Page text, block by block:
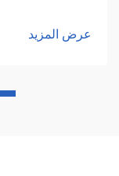
عرض المزيد